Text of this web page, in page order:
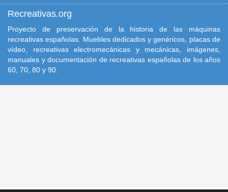
Recreativas.org
Proyecto de preservación de la historia de las máquinas
recreativas españolas. Muebles dedicados y genéricos, placas de
vídeo, recreativas electromecánicas y mecánicas, imágenes,
manuales y documentación de recreativas españolas de los años
60, 70, 80 y 90.